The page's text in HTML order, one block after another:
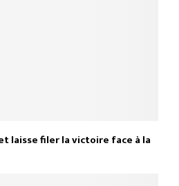
laisse filer la victoire face à la